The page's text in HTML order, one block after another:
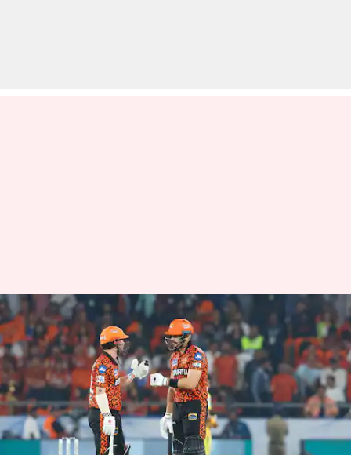
IPL 2024: SRH बनाम GT मुकाबले
की ड्रीम इलेवन, प्रीव्यू और अहम
आंकड़े
लेखन अंकित पसबोला May 15, 2024 10:30 am
क्या है खबर?